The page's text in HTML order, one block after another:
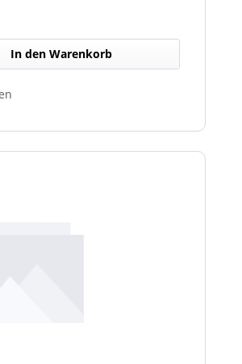
In den Warenkorb